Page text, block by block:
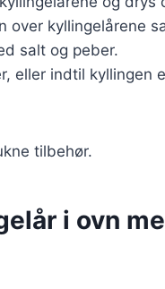
over kyllingelårene
salt og peber.
eller indtil kyllingen
tilbehør.
i ovn